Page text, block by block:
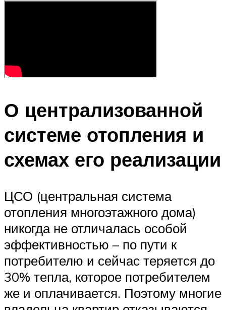
О централизованной
системе отопления и
схемах его реализации
ЦСО (центральная система
отопления многоэтажного дома)
никогда не отличалась особой
эффективностью – по пути к
потребителю и сейчас теряется до
30% тепла, которое потребителем
же и оплачивается. Поэтому многие